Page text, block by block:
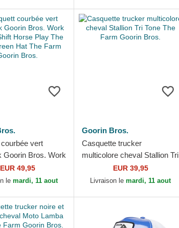
vert
Goorin Bros. Work
Horse Play The
Hat The...
EUR 49,95
lemardi, 11 aout
Goorin Bros.
Casquette trucker
multicolore cheval Stallion Tri
Tone The Farm Goorin Bros.
EUR 39,95
Livraison lemardi, 11 aout